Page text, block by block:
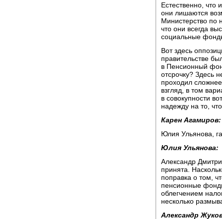
Естественно, что
они лишаются
Министерство по
что они всегда
социальные
Вот здесь
правительстве
в Пенсионный
отсрочку? Здесь
проходил
взгляд, в том
в совокупности
надежду на то,
Карен Агамиров:
Юлия Ульянова,
Юлия Ульянова:
Александр
принята.
поправка о том,
пенсионные
облегчением
несколько
Александр